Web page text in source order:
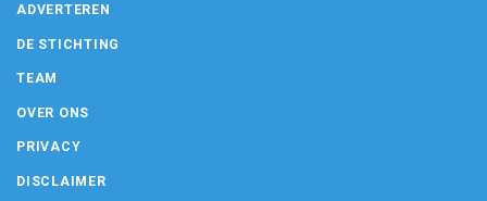
ADVERTEREN
DE STICHTING
TEAM
OVER ONS
PRIVACY
DISCLAIMER